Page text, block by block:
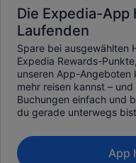
Die Expedia-App
Laufenden
Spare bei ausgewählten
Expedia Rewards-
unseren App-Angeboten
mehr reisen kannst –
Buchungen einfach und
du gerade unterwegs
App